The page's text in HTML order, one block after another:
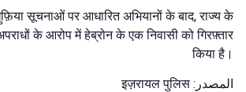
सूचनाओं पर आधारित अभियानों के बाद, राज्य के
के आरोप में हेब्रोन के एक निवासी को गिरफ़्तार
किया है।
المصدر: इज़रायल पुलिस